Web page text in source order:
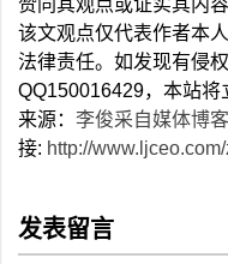
赞同其观点或证实其内
该文观点仅代表作者本
法律责任。如发现有侵
QQ150016429，本站将
来源： 李俊采自媒体博客
接: http://
发表留言